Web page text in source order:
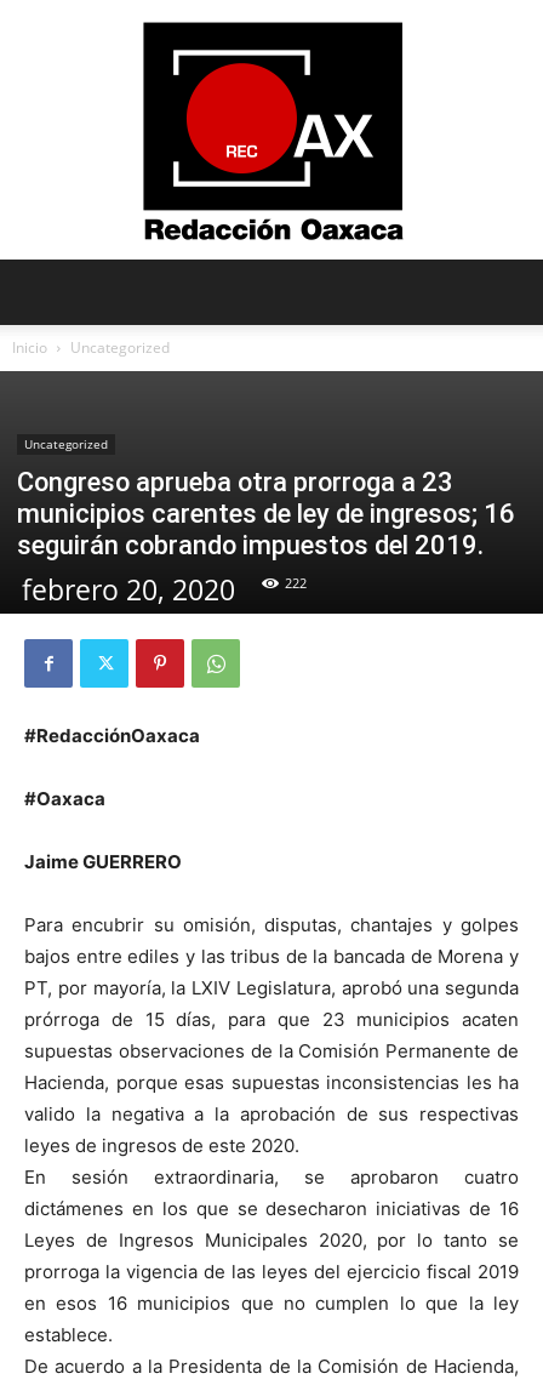
Inicio Uncategorized
Uncategorized
Congreso aprueba otra prorroga a 23
municipios carentes de ley de ingresos; 16
seguirán cobrando impuestos del 2019.
febrero 20, 2020 222
#RedacciónOaxaca
#Oaxaca
Jaime GUERRERO
Para encubrir su omisión, disputas, chantajes y golpes
bajos entre ediles y las tribus de la bancada de Morena y
PT, por mayoría, la LXIV Legislatura, aprobó una segunda
prórroga de 15 días, para que 23 municipios acaten
supuestas observaciones de la Comisión Permanente de
Hacienda, porque esas supuestas inconsistencias les ha
valido la negativa a la aprobación de sus respectivas
leyes de ingresos de este 2020.
En sesión extraordinaria, se aprobaron cuatro
dictámenes en los que se desecharon iniciativas de 16
Leyes de Ingresos Municipales 2020, por lo tanto se
prorroga la vigencia de las leyes del ejercicio fiscal 2019
en esos 16 municipios que no cumplen lo que la ley
establece.
De acuerdo a la Presidenta de la Comisión de Hacienda,